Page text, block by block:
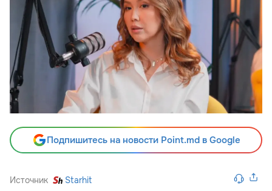
Подпишитесь на новости Point.md в Google
Источник Starhit